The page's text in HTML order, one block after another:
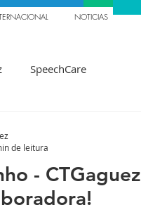
NOTICIAS
SpeechCare
Recrutamento
- CTGaguez
de leitura